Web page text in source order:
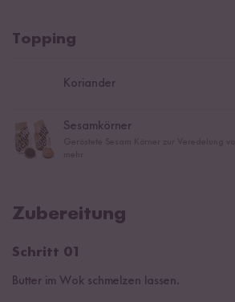
Topping
Koriander
Sesamkörner
Zubereitung
Schritt 01
Butter im Wok schmelzen lassen.